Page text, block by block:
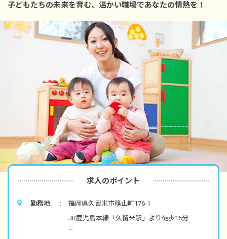
子どもたちの未来を育む、温かい職場であなたの情熱を！
求人のポイント
勤務地
福岡県久留米市篠山町176-1
JR鹿児島本線「久留米駅」より徒歩15分